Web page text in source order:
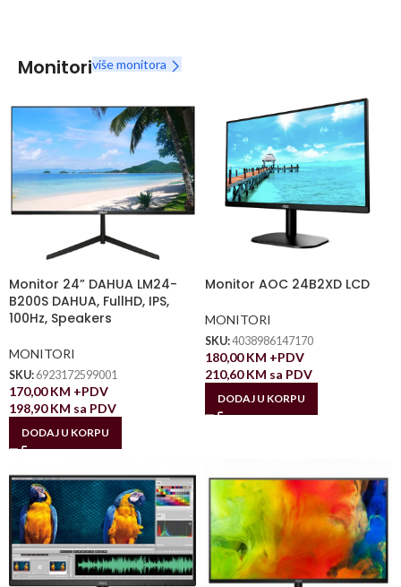
Monitoriviše monitora
Monitor 24” DAHUA LM24-
B200S DAHUA, FullHD, IPS,
100Hz, Speakers
MONITORI
SKU: 6923172599001
170,00KM +PDV
198,90KM sa PDV
DODAJ U KORPU
Monitor AOC 24B2XD LCD
MONITORI
SKU:4038986147170
180,00KM +PDV
210,60KM sa PDV
DODAJ U KORPU